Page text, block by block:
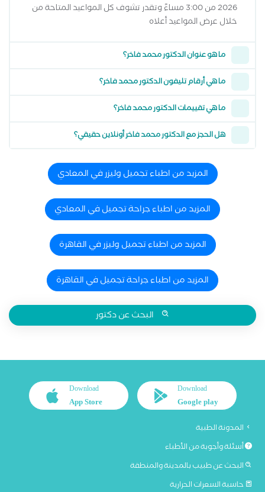
2026 من 3:00 مساءً وتقدر تشوف كل المواعيد المتاحة من
خلال عرض المواعيد أعلاه
ما هو عنوان الدكتور محمد فاخر؟
ما هي أرقام تليفون الدكتور محمد فاخر؟
ما هي تقييمات الدكتور محمد فاخر؟
هل الحجز مع الدكتور محمد فاخر أونلاين حقيقي؟
المزيد من اطباء تجميل وليزر في المعادي
المزيد من اطباء جراحة تجميل في المعادي
المزيد من اطباء تجميل وليزر في القاهرة
المزيد من اطباء جراحة تجميل في القاهرة
البحث عن دكتور
Download
Google play
Download
App Store
المدونة الطبية
أسئلة وأجوبة من الأطباء
البحث عن طبيب بالمدينة والمنطقة
حاسبة السعرات الحرارية